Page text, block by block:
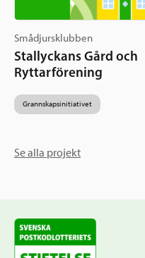
Smådjursklubben
Stallyckans Gård och
Ryttarförening
Grannskapsinitiativet
Se alla projekt